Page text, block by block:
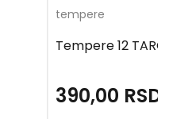
tempere
Tempere 12
390,00 RSD